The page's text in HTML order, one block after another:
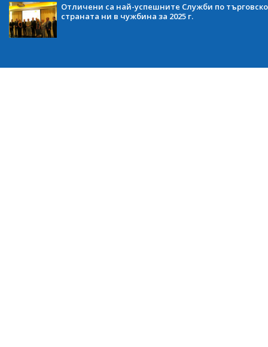
Отличени са най-успешните Служби по
страната ни в чужбина за 2025 г.